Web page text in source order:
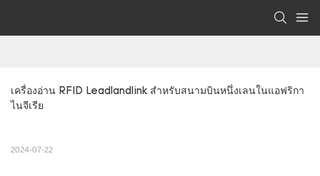
เครื่องอ่าน RFID Leadlandlink สำหรับสนามบินหนึ่งเลนในแอฟริกา
ไนจีเรีย
2024-07-22